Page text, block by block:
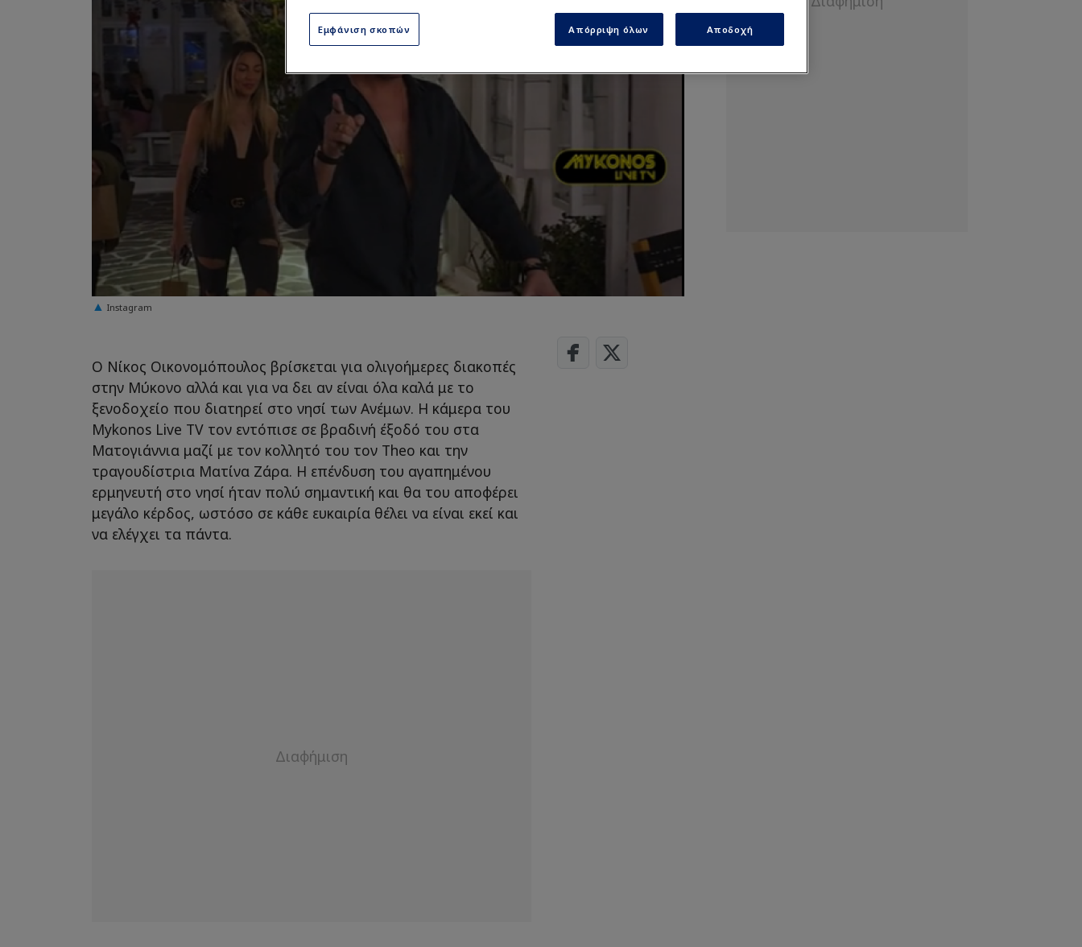
Instagram
Ο Νίκος Οικονομόπουλος βρίσκεται για ολιγοήμερες διακοπές
στην Μύκονο αλλά και για να δει αν είναι όλα καλά με το
ξενοδοχείο που διατηρεί στο νησί των Ανέμων. Η κάμερα του
Mykonos Live TV τον εντόπισε σε βραδινή έξοδό του στα
Ματογιάννια μαζί με τον κολλητό του τον Theo και την
τραγουδίστρια Ματίνα Ζάρα. H επένδυση του αγαπημένου
ερμηνευτή στο νησί ήταν πολύ σημαντική και θα του αποφέρει
μεγάλο κέρδος, ωστόσο σε κάθε ευκαιρία θέλει να είναι εκεί και
να ελέγχει τα πάντα.
Εμφάνιση σκοπών Απόρριψη όλων Αποδοχή